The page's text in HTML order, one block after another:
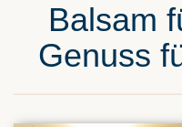
Balsam
Genuss